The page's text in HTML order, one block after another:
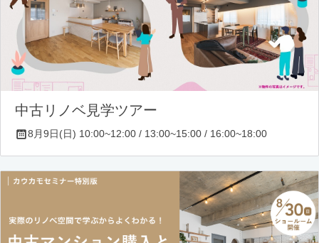
中古リノベ見学ツアー
8月9日(日) 10:00~12:00 / 13:00~15:00 / 16:00~18:00